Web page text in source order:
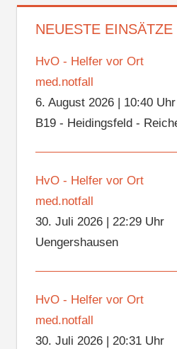
NEUESTE EINSÄTZE
HvO - Helfer vor Ort
med.notfall
6. August 2026| 10:40 Uhr
B19 - Heidingsfeld -
HvO - Helfer vor Ort
med.notfall
30. Juli 2026| 22:29 Uhr
Uengershausen
HvO - Helfer vor Ort
med.notfall
30. Juli 2026| 20:31 Uhr